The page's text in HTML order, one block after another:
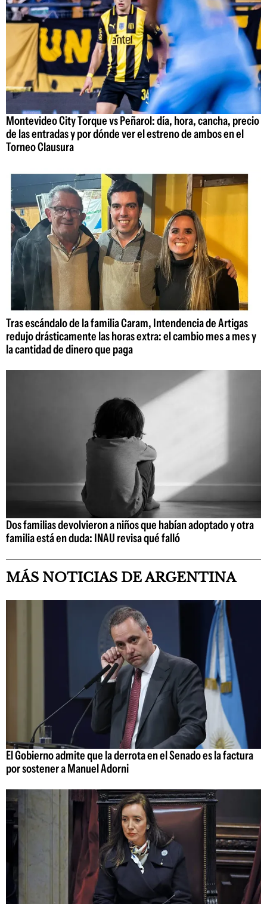
Montevideo City Torque vs Peñarol: día, hora, cancha, precio
de las entradas y por dónde ver el estreno de ambos en el
Torneo Clausura
Tras escándalo de la familia Caram, Intendencia de Artigas
redujo drásticamente las horas extra: el cambio mes a mes y
la cantidad de dinero que paga
Dos familias devolvieron a niños que habían adoptado y otra
familia está en duda: INAU revisa qué falló
MÁS NOTICIAS DE ARGENTINA
El Gobierno admite que la derrota en el Senado es la factura
por sostener a Manuel Adorni